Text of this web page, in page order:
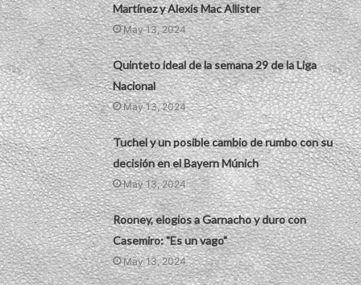
Martínez y Alexis Mac Allister
May 13, 2024
Quinteto ideal de la semana 29 de la Liga
Nacional
May 13, 2024
Tuchel y un posible cambio de rumbo con su
decisión en el Bayern Múnich
May 13, 2024
Rooney, elogios a Garnacho y duro con
Casemiro: "Es un vago"
May 13, 2024